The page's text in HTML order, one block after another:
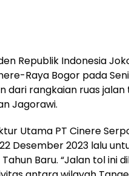
Republik Indonesia
Raya Bogor pada
rangkaian ruas jalan
Jagorawi.
Utama PT Cinere
Desember 2023 lalu
Baru. “Jalan tol ini